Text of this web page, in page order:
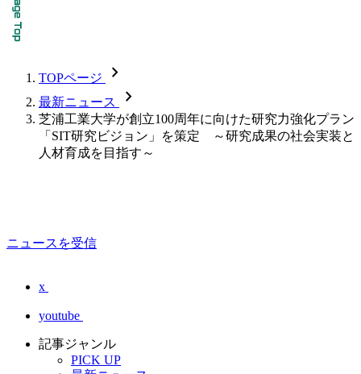
TOPページ chevron_forward
最新ニュース chevron_forward
芝浦工業大学が創立100周年に向けた研究力強化プラン
「SIT研究ビジョン」を策定 ～研究成果の社会実装と
人材育成を目指す～
ニュースを受信
x
youtube
記事ジャンル
PICK UP